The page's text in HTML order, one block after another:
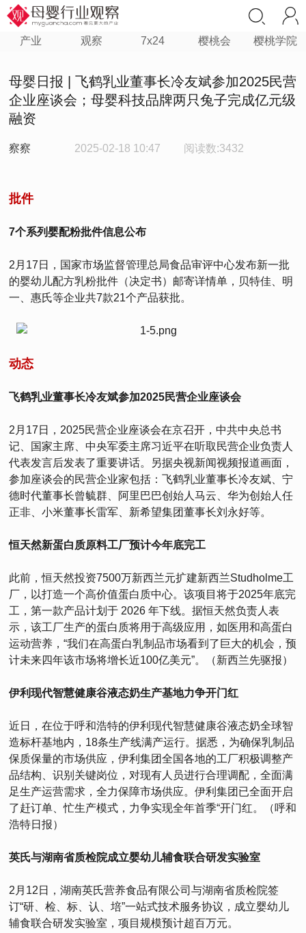
产业 观察 7x24 樱桃会 樱桃学院
母婴日报 | 飞鹤乳业董事长冷友斌参加2025民营
企业座谈会；母婴科技品牌两只兔子完成亿元级
融资
察察 2025-02-18 10:47 阅读数:3432
批件
7个系列婴配粉批件信息公布
2月17日，国家市场监督管理总局食品审评中心发布新一批
的婴幼儿配方乳粉批件（决定书）邮寄详情单，贝特佳、明
一、惠氏等企业共7款21个产品获批。
动态
飞鹤乳业董事长冷友斌参加2025民营企业座谈会
2月17日，2025民营企业座谈会在京召开，中共中央总书
记、国家主席、中央军委主席习近平在听取民营企业负责人
代表发言后发表了重要讲话。另据央视新闻视频报道画面，
参加座谈会的民营企业家包括：飞鹤乳业董事长冷友斌、宁
德时代董事长曾毓群、阿里巴巴创始人马云、华为创始人任
正非、小米董事长雷军、新希望集团董事长刘永好等。
恒天然新蛋白质原料工厂预计今年底完工
此前，恒天然投资7500万新西兰元扩建新西兰Studholme工
厂，以打造一个高价值蛋白质中心。该项目将于2025年底完
工，第一款产品计划于 2026 年下线。据恒天然负责人表
示，该工厂生产的蛋白质将用于高级应用，如医用和高蛋白
运动营养，“我们在高蛋白乳制品市场看到了巨大的机会，预
计未来四年该市场将增长近100亿美元”。（新西兰先驱报）
伊利现代智慧健康谷液态奶生产基地力争开门红
近日，在位于呼和浩特的伊利现代智慧健康谷液态奶全球智
造标杆基地内，18条生产线满产运行。据悉，为确保乳制品
保质保量的市场供应，伊利集团全国各地的工厂积极调整产
品结构、识别关键岗位，对现有人员进行合理调配，全面满
足生产运营需求，全力保障市场供应。伊利集团已全面开启
了赶订单、忙生产模式，力争实现全年首季“开门红。（呼和
浩特日报）
英氏与湖南省质检院成立婴幼儿辅食联合研发实验室
2月12日，湖南英氏营养食品有限公司与湖南省质检院签
订“研、检、标、认、培”一站式技术服务协议，成立婴幼儿
辅食联合研发实验室，项目规模预计超百万元。